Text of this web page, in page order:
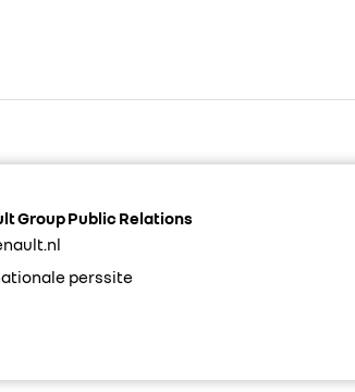
Group Public Relations
perssite